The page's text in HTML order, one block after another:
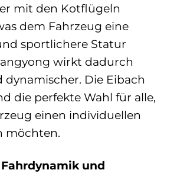
mit den Kotflügeln
dem Fahrzeug eine
sportlichere Statur
wirkt dadurch
dynamischer. Die Eibach
die perfekte Wahl für alle,
einen individuellen
möchten.
und